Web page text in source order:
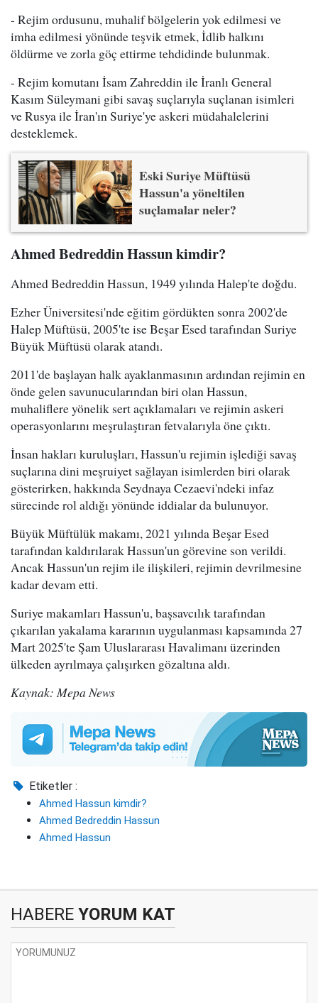
- Rejim ordusunu, muhalif bölgelerin yok edilmesi ve
imha edilmesi yönünde teşvik etmek, İdlib halkını
öldürme ve zorla göç ettirme tehdidinde bulunmak.
- Rejim komutanı İsam Zahreddin ile İranlı General
Kasım Süleymani gibi savaş suçlarıyla suçlanan isimleri
ve Rusya ile İran'ın Suriye'ye askeri müdahalelerini
desteklemek.
Eski Suriye Müftüsü
Hassun'a yöneltilen
suçlamalar neler?
Ahmed Bedreddin Hassun kimdir?
Ahmed Bedreddin Hassun, 1949 yılında Halep'te doğdu.
Ezher Üniversitesi'nde eğitim gördükten sonra 2002'de
Halep Müftüsü, 2005'te ise Beşar Esed tarafından Suriye
Büyük Müftüsü olarak atandı.
2011'de başlayan halk ayaklanmasının ardından rejimin en
önde gelen savunucularından biri olan Hassun,
muhaliflere yönelik sert açıklamaları ve rejimin askeri
operasyonlarını meşrulaştıran fetvalarıyla öne çıktı.
İnsan hakları kuruluşları, Hassun'u rejimin işlediği savaş
suçlarına dini meşruiyet sağlayan isimlerden biri olarak
gösterirken, hakkında Seydnaya Cezaevi'ndeki infaz
sürecinde rol aldığı yönünde iddialar da bulunuyor.
Büyük Müftülük makamı, 2021 yılında Beşar Esed
tarafından kaldırılarak Hassun'un görevine son verildi.
Ancak Hassun'un rejim ile ilişkileri, rejimin devrilmesine
kadar devam etti.
Suriye makamları Hassun'u, başsavcılık tarafından
çıkarılan yakalama kararının uygulanması kapsamında 27
Mart 2025'te Şam Uluslararası Havalimanı üzerinden
ülkeden ayrılmaya çalışırken gözaltına aldı.
Kaynak: Mepa News
Etiketler :
Ahmed Hassun kimdir?
Ahmed Bedreddin Hassun
Ahmed Hassun
HABERE YORUM KAT